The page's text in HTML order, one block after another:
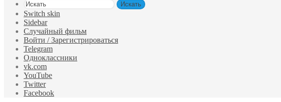
Искать
Switch skin
Sidebar
Случайный фильм
Войти / Зарегистрироваться
Telegram
Одноклассники
vk.com
YouTube
Twitter
Facebook